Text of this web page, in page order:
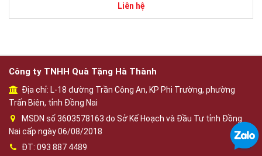
Liên hệ
Công ty TNHH Quà Tặng Hà Thành
Địa chỉ: L-18 đường Trần Công An, KP Phi Trường, phường
Trấn Biên, tỉnh Đồng Nai
MSDN số 3603578163 do Sở Kế Hoạch và Đầu Tư tỉnh Đồng
Nai cấp ngày 06/08/2018
ĐT: 093 887 4489